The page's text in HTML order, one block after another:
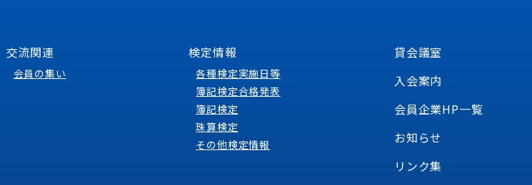
交流関連
会員の集い
検定情報
各種検定実施日等
簿記検定合格発表
簿記検定
珠算検定
その他検定情報
貸会議室
入会案内
会員企業HP一覧
お知らせ
リンク集